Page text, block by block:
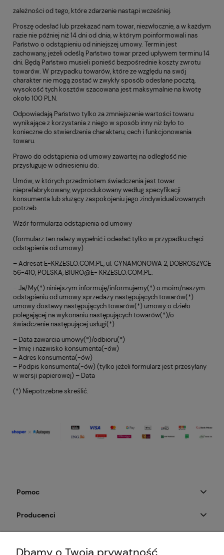
zależności od tego, które zdarzenie nastąpi wcześniej.
Proszę odesłać lub przekazać nam towar, niezwłocznie, a w każdym
razie nie później niż 14 dni od dnia, w którym poinformowali nas
Państwo o odstąpieniu od niniejszej umowy. Termin jest
zachowany, jeżeli odeślą Państwo towar przed upływem terminu 14
dni. Będą Państwo musieli ponieść bezpośrednie koszty zwrotu
towarów. W przypadku towarów, które ze względu na swój
charakter nie mogą zostać w zwykły sposób odesłane pocztą,
wysokość tych kosztów szacowana jest maksymalnie na kwotę
około 100 PLN.
Odpowiadają Państwo tylko za zmniejszenie wartości towaru
wynikające z korzystania z niego w sposób inny niż było to
konieczne do stwierdzenia charakteru, cech i funkcjonowania
towaru.
Prawo do odstąpienia od umowy zawartej na odległość nie
przysługuje w odniesieniu do:
Umów, w których przedmiotem świadczenia jest towar
nieprefabrykowany, wyprodukowany według specyfikacji
konsumenta lub służący zaspokojeniu jego zindywidualizowanych
potrzeb.
Wzór formularza odstąpienia od umowy
(formularz ten należy wypełnić i odesłać tylko w przypadku chęci
odstąpienia od umowy)
– Adresat E-KRZESLO.COM.PL, ul. CYNAMONOWA 2, DOBROSZYCE
56-410, POLSKA, BIURO@E- KRZESLO.COM.PL.
– Ja/My(*) niniejszym informuję/informujemy(*) o moim/naszym
odstąpieniu od umowy sprzedaży następujących towarów(*)
umowy dostawy następujących towarów(*) umowy o dzieło
polegającej na wykonaniu następujących towarów(*)/o
świadczenie następującej usługi(*)
– Data zawarcia umowy(*)/odbioru(*)
– Imię i nazwisko konsumenta(-ów)
– Adres konsumenta(-ów)
– Podpis konsumenta(-ów) (tylko jeżeli formularz jest przesyłany
w wersji papierowej) – Data
(*) Niepotrzebne skreślić.
Pomoc
Producenci